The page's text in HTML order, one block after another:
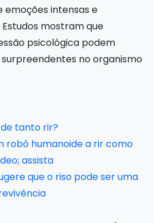
emoções intensas e
mostram que
psicológica podem
no organismo
tanto rir?
robô humanoide a rir como
assista
que o riso pode ser uma